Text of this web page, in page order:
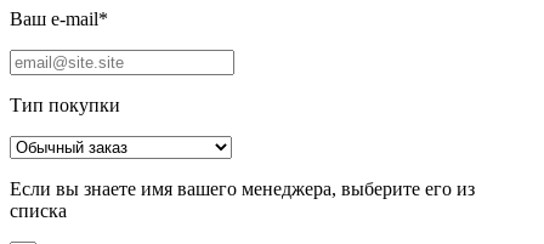
Ваш e-mail*
Тип покупки
Если вы знаете имя вашего менеджера, выберите его из
списка